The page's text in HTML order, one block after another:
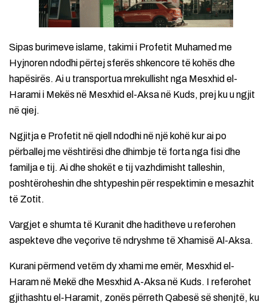
Sipas burimeve islame, takimi i Profetit Muhamed me
Hyjnoren ndodhi përtej sferës shkencore të kohës dhe
hapësirës. Ai u transportua mrekullisht nga Mesxhid el-
Harami i Mekës në Mesxhid el-Aksa në Kuds, prej ku u ngjit
në qiej.
Ngjitja e Profetit në qiell ndodhi në një kohë kur ai po
përballej me vështirësi dhe dhimbje të forta nga fisi dhe
familja e tij. Ai dhe shokët e tij vazhdimisht talleshin,
poshtëroheshin dhe shtypeshin për respektimin e mesazhit
të Zotit.
Vargjet e shumta të Kuranit dhe haditheve u referohen
aspekteve dhe veçorive të ndryshme të Xhamisë Al-Aksa.
Kurani përmend vetëm dy xhami me emër, Mesxhid el-
Haram në Mekë dhe Mesxhid A-Aksa në Kuds. I referohet
gjithashtu el-Haramit, zonës përreth Qabesë së shenjtë, ku